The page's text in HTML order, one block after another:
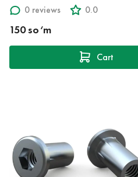
0 reviews
0.0
150 so‘m
Cart